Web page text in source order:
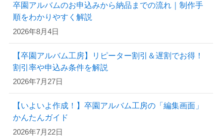
卒園アルバムのお申込みから納品までの流れ｜制作手
順をわかりやすく解説
2026年8月4日
【卒園アルバム工房】リピーター割引＆遅割でお得！
割引率や申込み条件を解説
2026年7月27日
【いよいよ作成！】卒園アルバム工房の「編集画面」
かんたんガイド
2026年7月22日